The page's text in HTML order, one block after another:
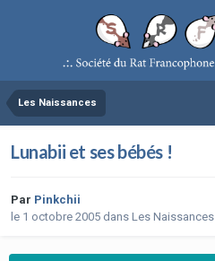
Les Naissances
Lunabii et ses bébés !
Par Pinkchii
le 1 octobre 2005 dans Les Naissances